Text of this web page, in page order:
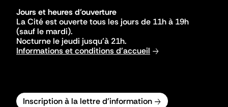
Jours et heures d'ouverture
La Cité est ouverte tous les jours de 11h à 19h
(sauf le mardi).
Nocturne le jeudi jusqu'à 21h.
Informations et conditions d'accueil
Inscription à la lettre d'information